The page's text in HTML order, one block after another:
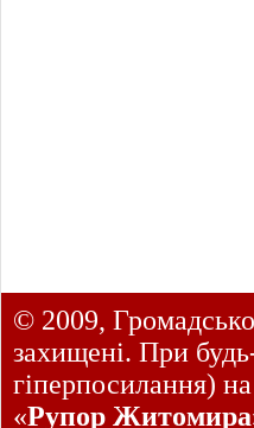
© 2009,
захищені. При
гіперпосилання) на
«Рупор Житомира